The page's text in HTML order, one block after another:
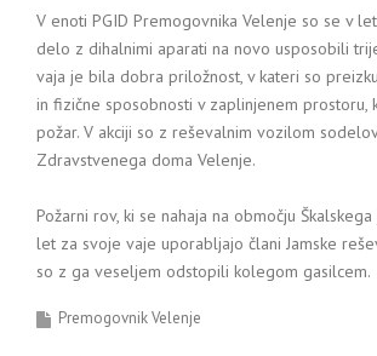
V enoti PGID Premogovnika Velenje so se v
delo z dihalnimi aparati na novo usposobili
vaja je bila dobra priložnost, v kateri so
in fizične sposobnosti v zaplinjenem prostoru,
požar. V akciji so z reševalnim vozilom
Zdravstvenega doma Velenje.
Požarni rov, ki se nahaja na območju
let za svoje vaje uporabljajo člani Jamske
so z ga veseljem odstopili kolegom gasilcem.
Premogovnik Velenje